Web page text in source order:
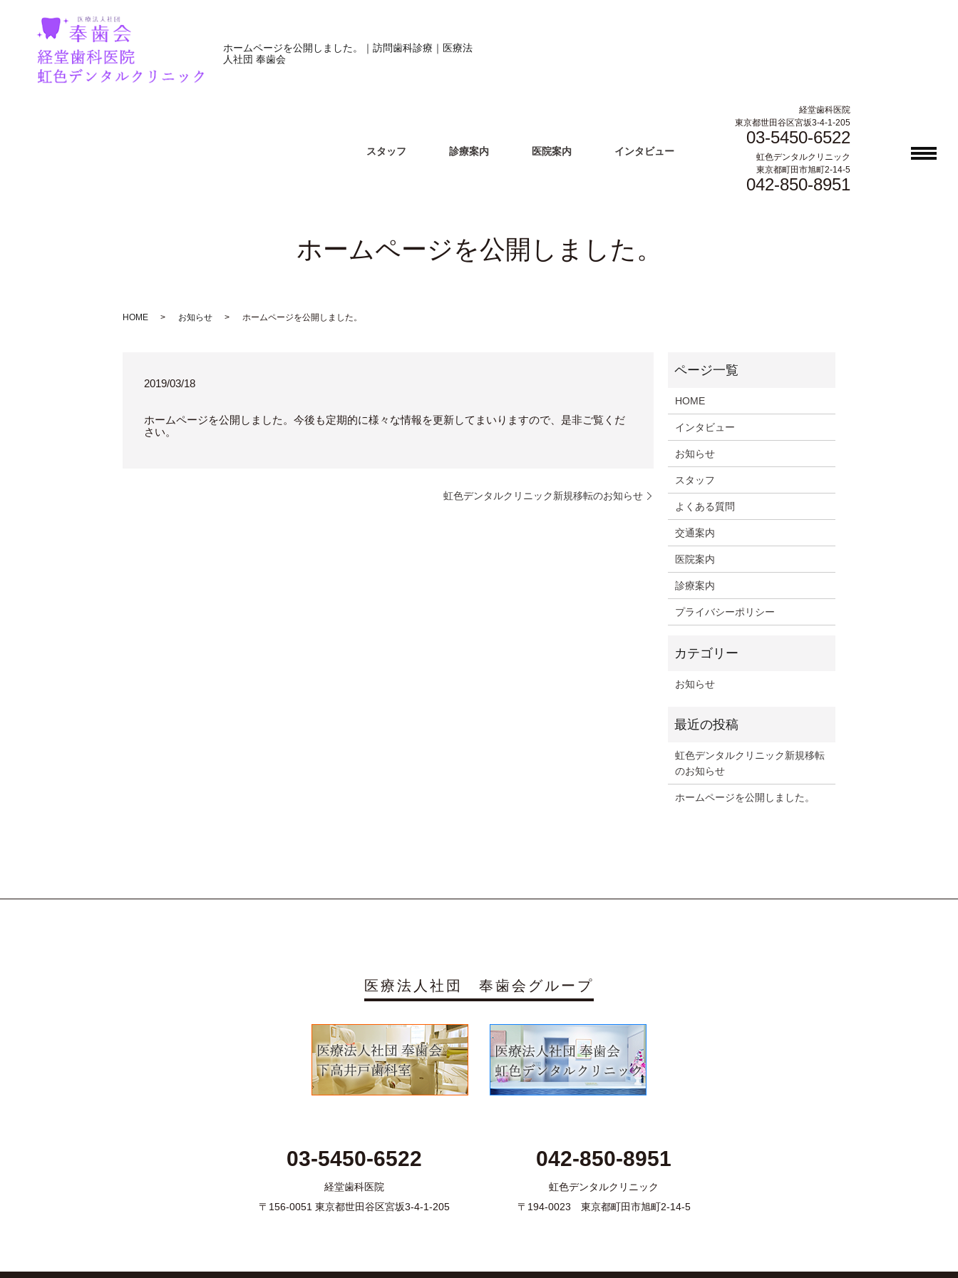
ホームページを公開しました。｜訪問歯科診療｜医療法
人社団 奉歯会
スタッフ 診療案内 医院案内 インタビュー
経堂歯科医院
東京都世田谷区宮坂3-4-1-205
03-5450-6522
虹色デンタルクリニック
東京都町田市旭町2-14-5
042-850-8951
ホームページを公開しました。
HOME お知らせ ホームページを公開しました。
2019/03/18
ホームページを公開しました。今後も定期的に様々な情報を更新してまいりますので、是非ご覧くだ
さい。
虹色デンタルクリニック新規移転のお知らせ
HOME
インタビュー
お知らせ
スタッフ
よくある質問
交通案内
医院案内
診療案内
プライバシーポリシー
お知らせ
虹色デンタルクリニック新規移転
のお知らせ
ホームページを公開しました。
医療法人社団 奉歯会グループ
03-5450-6522
経堂歯科医院
〒156-0051 東京都世田谷区宮坂3-4-1-205
042-850-8951
虹色デンタルクリニック
〒194-0023 東京都町田市旭町2-14-5